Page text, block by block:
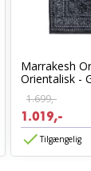
Marrakesh
Orientalisk -
1.699,-
1.019,-
Tilgængelig